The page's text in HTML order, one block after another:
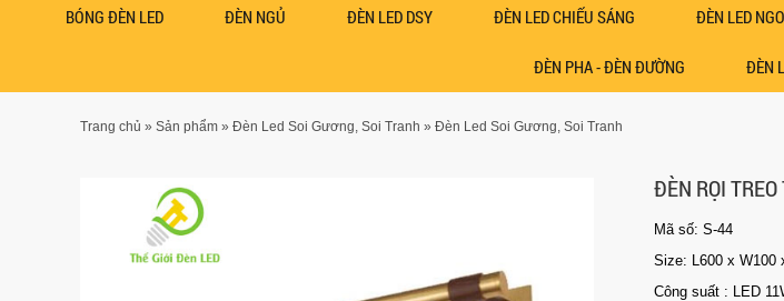
BÓNG ĐÈN LED ĐÈN NGỦ ĐÈN LED DSY ĐÈN LED CHIẾU SÁNG ĐÈN LED
ĐÈN PHA - ĐÈN ĐƯỜNG ĐÈN
Trang chủ » Sản phẩm » Đèn Led Soi Gương, Soi Tranh » Đèn Led Soi Gương, Soi Tranh
ĐÈN RỌI
Mã số: S-44
Size: L600 x W100
Công suất : LED